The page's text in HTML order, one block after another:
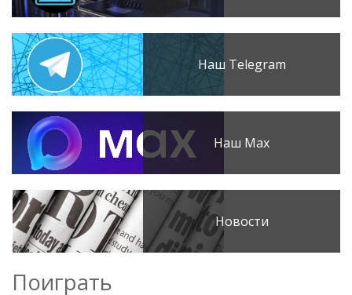
Наш Telegram
Наш Max
Новости
Поиграть